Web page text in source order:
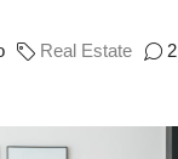
Real Estate 2